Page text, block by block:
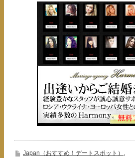
Japan（おすすめ！デートスポット） ,